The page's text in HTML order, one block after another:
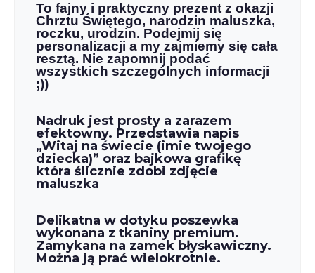
To fajny i praktyczny prezent z okazji
Chrztu Świętego, narodzin maluszka,
roczku, urodzin. Podejmij się
personalizacji a my zajmiemy się cała
resztą. Nie zapomnij podać
wszystkich szczególnych informacji
;))
Nadruk jest prosty a zarazem
efektowny. Przedstawia napis
„Witaj na świecie (imie twojego
dziecka)” oraz bajkowa grafikę
która ślicznie zdobi zdjęcie
maluszka
Delikatna w dotyku poszewka
wykonana z tkaniny premium.
Zamykana na zamek błyskawiczny.
Można ją prać wielokrotnie.